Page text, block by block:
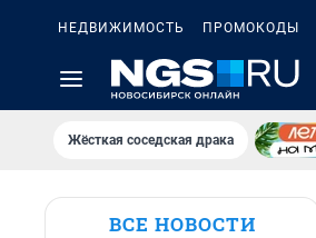
НЕДВИЖИМОСТЬ ПРОМОКОДЫ
Жёсткая соседская драка
ВСЕ НОВОСТИ